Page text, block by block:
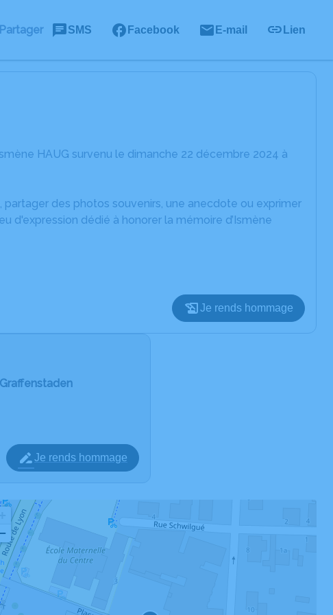
Partager SMS Facebook E-mail Lien
HAUG survenu le dimanche 22 décembre 2024 à
des photos souvenirs, une anecdote ou exprimer
d'expression dédié à honorer la mémoire d’Ismène
Je rends hommage
Je rends hommage